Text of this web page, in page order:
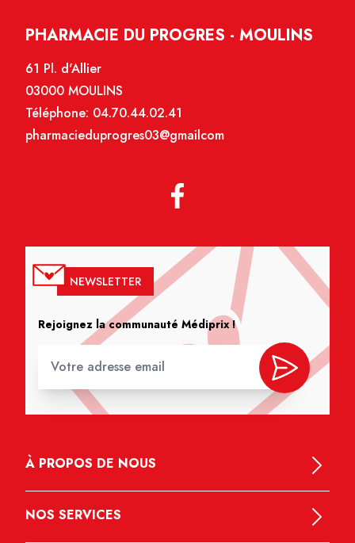
PHARMACIE DU PROGRES - MOULINS
61 Pl. d'Allier
03000 MOULINS
Téléphone: 04.70.44.02.41
pharmacieduprogres03@gmailcom
NEWSLETTER
Rejoignez la communauté Médiprix !
À PROPOS DE NOUS
NOS SERVICES